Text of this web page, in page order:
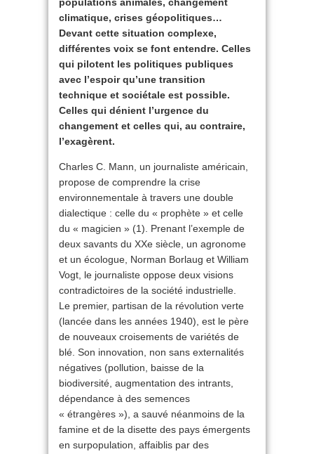
climatique, crises géopolitiques…
Devant cette situation complexe,
différentes voix se font entendre. Celles
qui pilotent les politiques publiques
avec l’espoir qu’une transition
technique et sociétale est possible.
Celles qui dénient l’urgence du
changement et celles qui, au contraire,
l’exagèrent.
Charles C. Mann, un journaliste américain,
propose de comprendre la crise
environnementale à travers une double
dialectique : celle du « prophète » et celle
du « magicien » (1). Prenant l’exemple de
deux savants du XXe siècle, un agronome
et un écologue, Norman Borlaug et William
Vogt, le journaliste oppose deux visions
contradictoires de la société industrielle.
Le premier, partisan de la révolution verte
(lancée dans les années 1940), est le père
de nouveaux croisements de variétés de
blé. Son innovation, non sans externalités
négatives (pollution, baisse de la
biodiversité, augmentation des intrants,
dépendance à des semences
« étrangères »), a sauvé néanmoins de la
famine et de la disette des pays émergents
en surpopulation, affaiblis par des